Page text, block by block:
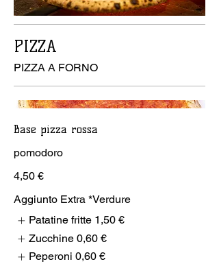
PIZZA
PIZZA A FORNO
Base pizza rossa
pomodoro
4,50 €
Aggiunto Extra *Verdure
Patatine fritte 1,50 €
Zucchine 0,60 €
Peperoni 0,60 €